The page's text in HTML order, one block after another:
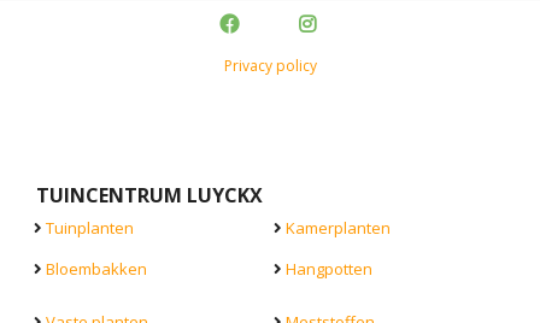
Privacy policy
TUINCENTRUM LUYCKX
Tuinplanten
Kamerplanten
Bloembakken
Hangpotten